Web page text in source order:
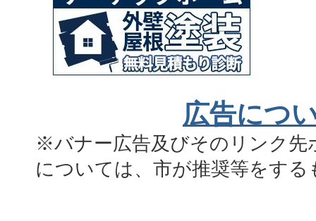
広告につ
※バナー広告及びそのリンク先
については、市が推奨等をす